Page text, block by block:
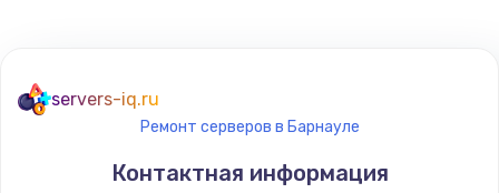
Замена термостата
1200 руб.
servers-iq.ru
Ремонт серверов в Барнауле
Контактная информация